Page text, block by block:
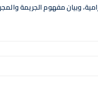
وبيان مفهوم الجريمة